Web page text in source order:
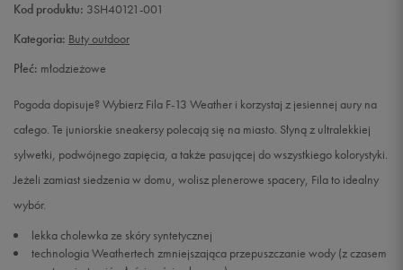
39 24,75 cm
Kod produktu: 3SH40121-001
Kategoria: Buty outdoor
Płeć: młodzieżowe
Pogoda dopisuje? Wybierz Fila F-13 Weather i korzystaj z jesiennej aury na
całego. Te juniorskie sneakersy polecają się na miasto. Słyną z ultralekkiej
sylwetki, podwójnego zapięcia, a także pasującej do wszystkiego kolorystyki.
Jeżeli zamiast siedzenia w domu, wolisz plenerowe spacery, Fila to idealny
wybór.
lekka cholewka ze skóry syntetycznej
technologia Weathertech zmniejszająca przepuszczanie wody (z czasem